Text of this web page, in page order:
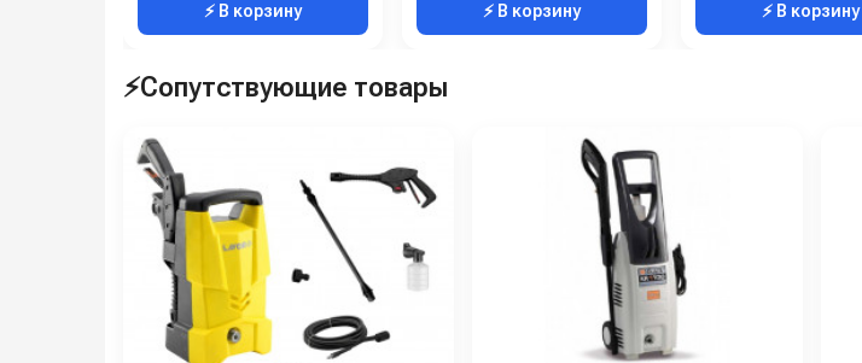
⚡ В корзину ⚡ В корзину ⚡ В корзину
⚡Сопутствующие товары